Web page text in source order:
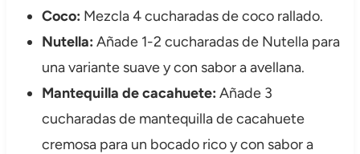
Coco: Mezcla 4 cucharadas de coco rallado.
Nutella: Añade 1-2 cucharadas de Nutella para
una variante suave y con sabor a avellana.
Mantequilla de cacahuete: Añade 3
cucharadas de mantequilla de cacahuete
cremosa para un bocado rico y con sabor a